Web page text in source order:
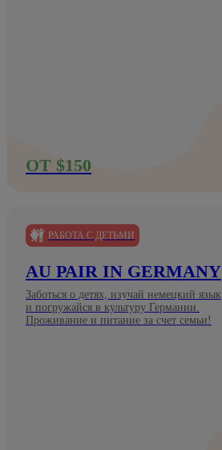
ОТ $150
РАБОТА С ДЕТЬМИ
AU PAIR IN GERMANY
Заботься о детях, изучай немецкий язык
и погружайся в культуру Германии.
Проживание и питание за счет семьи!